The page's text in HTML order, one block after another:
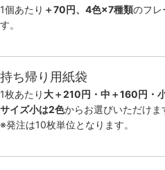
1個あたり ＋70円、4色×7種類のフレ
す。
持ち帰り用紙袋
1枚あたり 大＋210円・中＋160円・
サイズ小は2色からお選びいただけま
※発注は10枚単位となります。